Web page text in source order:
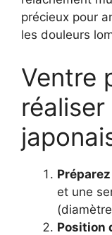
précieux pour
les douleurs
Ventre
et une
Position